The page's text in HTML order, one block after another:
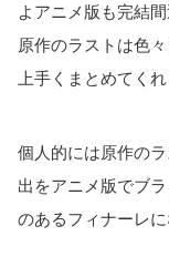
よアニメ版も完結間
原作のラストは色
上手くまとめてく
個人的には原作の
出をアニメ版でブ
のあるフィナーレ